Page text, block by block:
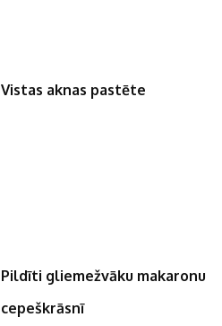
Vistas aknas pastēte
Pildīti gliemežvāku makaronu
cepeškrāsnī